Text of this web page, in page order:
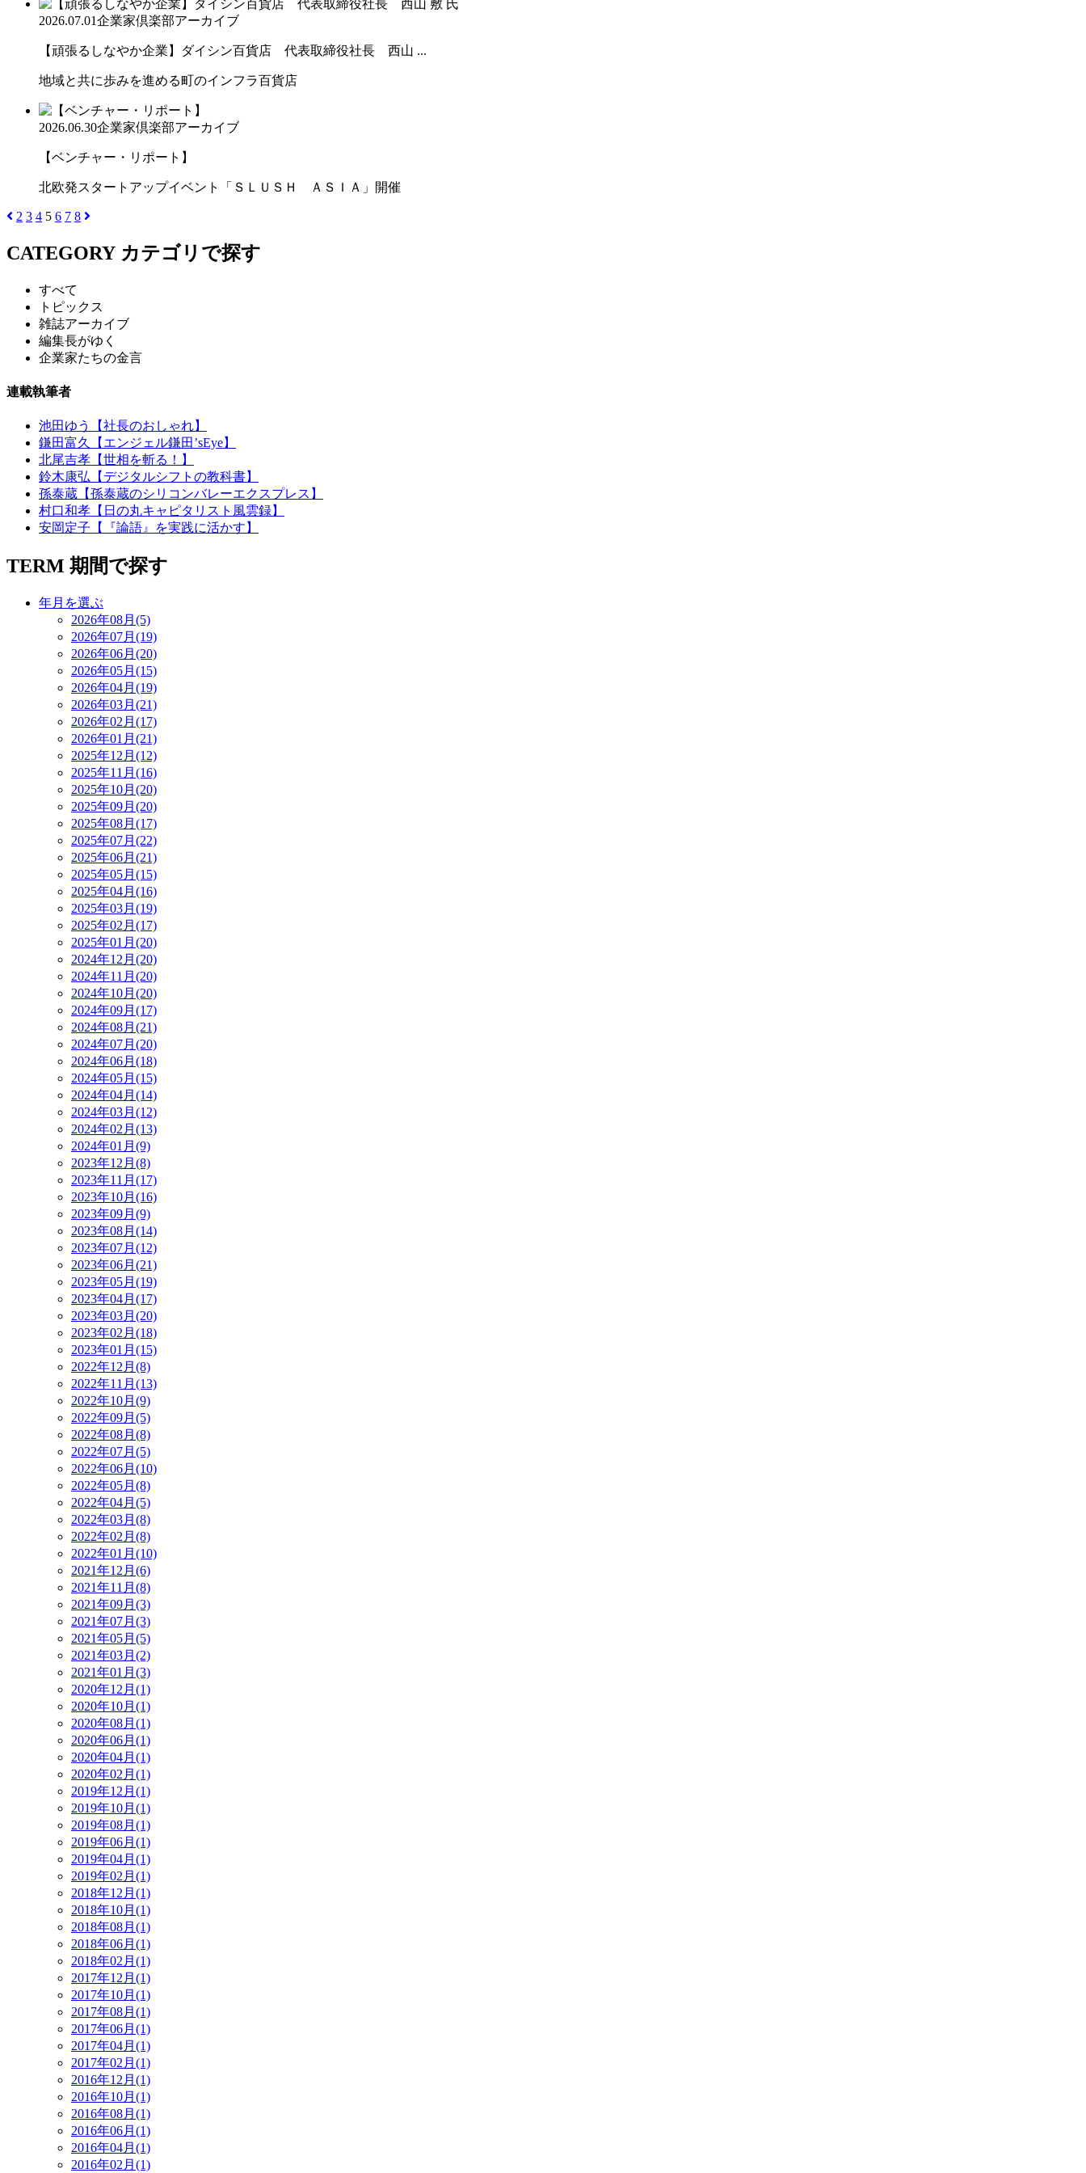
2026.07.01企業家倶楽部アーカイブ
【頑張るしなやか企業】ダイシン百貨店 代表取締役社長 西山 ...
地域と共に歩みを進める町のインフラ百貨店
2026.06.30企業家倶楽部アーカイブ
【ベンチャー・リポート】
北欧発スタートアップイベント「ＳＬＵＳＨ ＡＳＩＡ」開催
2 3 4 5 6 7 8
CATEGORY カテゴリで探す
すべて
トピックス
雑誌アーカイブ
編集長がゆく
企業家たちの金言
連載執筆者
池田ゆう【社長のおしゃれ】
鎌田富久【エンジェル鎌田’sEye】
北尾吉孝【世相を斬る！】
鈴木康弘【デジタルシフトの教科書】
孫泰蔵【孫泰蔵のシリコンバレーエクスプレス】
村口和孝【日の丸キャピタリスト風雲録】
安岡定子【『論語』を実践に活かす】
TERM 期間で探す
年月を選ぶ
2026年08月(5)
2026年07月(19)
2026年06月(20)
2026年05月(15)
2026年04月(19)
2026年03月(21)
2026年02月(17)
2026年01月(21)
2025年12月(12)
2025年11月(16)
2025年10月(20)
2025年09月(20)
2025年08月(17)
2025年07月(22)
2025年06月(21)
2025年05月(15)
2025年04月(16)
2025年03月(19)
2025年02月(17)
2025年01月(20)
2024年12月(20)
2024年11月(20)
2024年10月(20)
2024年09月(17)
2024年08月(21)
2024年07月(20)
2024年06月(18)
2024年05月(15)
2024年04月(14)
2024年03月(12)
2024年02月(13)
2024年01月(9)
2023年12月(8)
2023年11月(17)
2023年10月(16)
2023年09月(9)
2023年08月(14)
2023年07月(12)
2023年06月(21)
2023年05月(19)
2023年04月(17)
2023年03月(20)
2023年02月(18)
2023年01月(15)
2022年12月(8)
2022年11月(13)
2022年10月(9)
2022年09月(5)
2022年08月(8)
2022年07月(5)
2022年06月(10)
2022年05月(8)
2022年04月(5)
2022年03月(8)
2022年02月(8)
2022年01月(10)
2021年12月(6)
2021年11月(8)
2021年09月(3)
2021年07月(3)
2021年05月(5)
2021年03月(2)
2021年01月(3)
2020年12月(1)
2020年10月(1)
2020年08月(1)
2020年06月(1)
2020年04月(1)
2020年02月(1)
2019年12月(1)
2019年10月(1)
2019年08月(1)
2019年06月(1)
2019年04月(1)
2019年02月(1)
2018年12月(1)
2018年10月(1)
2018年08月(1)
2018年06月(1)
2018年02月(1)
2017年12月(1)
2017年10月(1)
2017年08月(1)
2017年06月(1)
2017年04月(1)
2017年02月(1)
2016年12月(1)
2016年10月(1)
2016年08月(1)
2016年06月(1)
2016年04月(1)
2016年02月(1)